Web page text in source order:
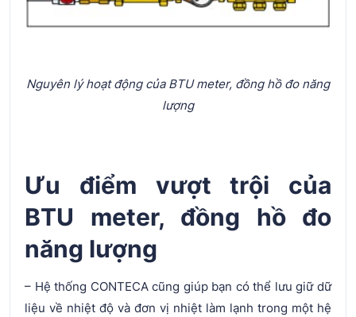
Nguyên lý hoạt động của BTU meter, đồng hồ đo năng
lượng
Ưu điểm vượt trội của
BTU meter, đồng hồ đo
năng lượng
– Hệ thống CONTECA cũng giúp bạn có thể lưu giữ dữ
liệu về nhiệt độ và đơn vị nhiệt làm lạnh trong một hệ